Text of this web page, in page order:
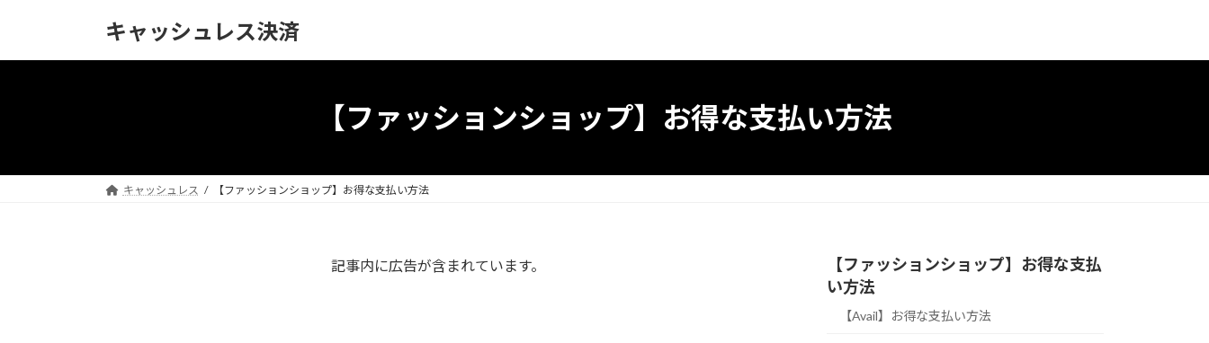
キャッシュレス決済
【ファッションショップ】お得な支払い方法
キャッシュレス 【ファッションショップ】お得な支払い方法
記事内に広告が含まれています。
【ファッションショップ】お得な支払
い方法
【Avail】お得な支払い方法